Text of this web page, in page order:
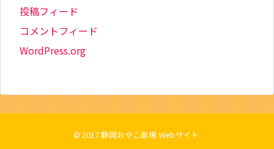
投稿フィード
コメントフィード
WordPress.org
© 2017静岡おやこ劇場 Webサイト.